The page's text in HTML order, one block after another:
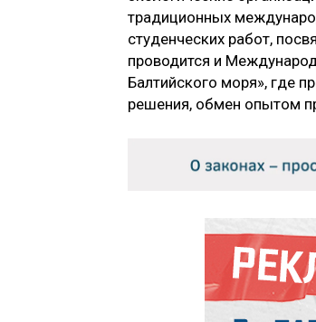
традиционных
студенческих работ,
проводится и
Балтийского моря», где
решения, обмен опытом